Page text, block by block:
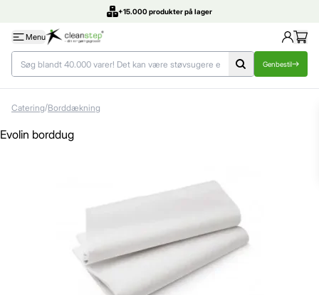
+15.000 produkter på lager
Menu
Genbestil
Catering/Borddækning
Evolin borddug